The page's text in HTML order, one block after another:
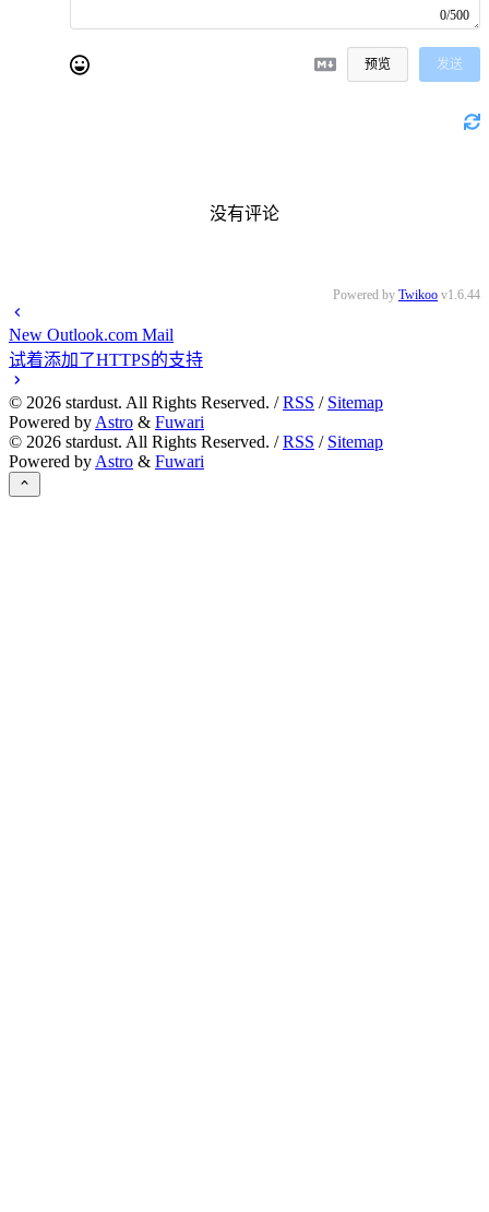
0/500
预览 发送
没有评论
Powered by Twikoo v1.6.44
New Outlook.com Mail
试着添加了HTTPS的支持
© 2026 stardust. All Rights Reserved. /RSS / Sitemap
Powered by Astro & Fuwari
© 2026 stardust. All Rights Reserved. /RSS / Sitemap
Powered by Astro & Fuwari